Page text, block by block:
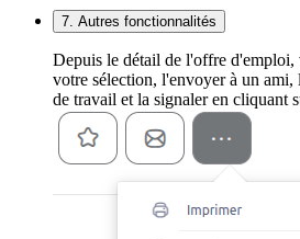
7. Autres fonctionnalités
Depuis le détail de l'offre d'emploi,
votre sélection, l'envoyer à un
de travail et la signaler en cliquant